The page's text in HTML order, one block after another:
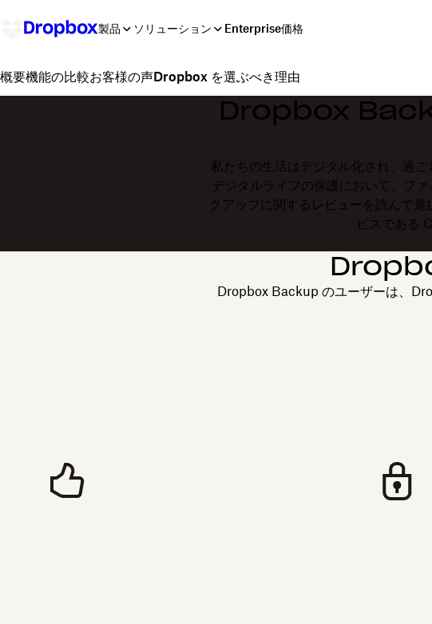
製品 ソリューション Enterprise価格
概要機能の比較お客様の声Dropbox を選ぶべき理由
Dropbox
私たちの生活はデジタル化され、過
デジタルライフの保護において、フ
クアップに関するレビューを読んで選
ビスである
Dropbox Backup のユーザーは、